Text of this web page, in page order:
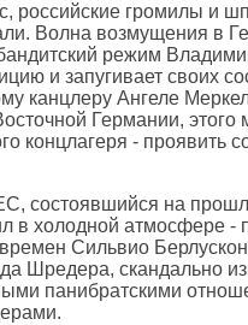
российские громилы и
Волна возмущения в
режим
и запугивает своих
канцлеру Ангеле
Германии, этого
концлагеря - проявить
состоявшийся на
в холодной атмосфере -
Сильвио
Шредера, скандально
панибратскими